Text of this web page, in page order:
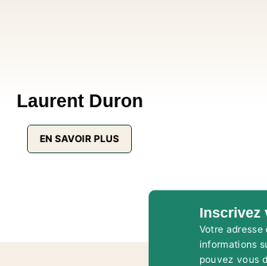
Laurent Duron
EN SAVOIR PLUS
Inscrivez
Votre
informations
pouvez vous